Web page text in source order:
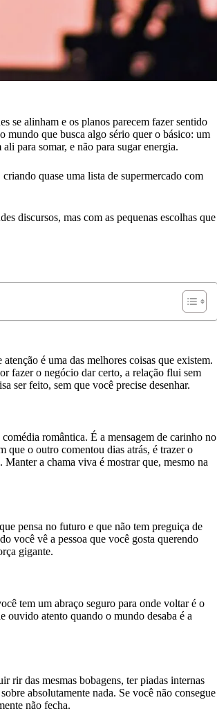
se alinham e os planos parecem fazer sentido
mundo que busca algo sério quer o básico: um
para somar, e não para sugar energia.
quase uma lista de supermercado com
discursos, mas com as pequenas escolhas que
é uma das melhores coisas que existem.
fazer o negócio dar certo, a relação flui sem
ser feito, sem que você precise desenhar.
romântica. É a mensagem de carinho no
que o outro comentou dias atrás, é trazer o
a chama viva é mostrar que, mesmo na
pensa no futuro e que não tem preguiça de
você vê a pessoa que você gosta querendo
gigante.
tem um abraço seguro para onde voltar é o
ouvido atento quando o mundo desaba é a
rir das mesmas bobagens, ter piadas internas
absolutamente nada. Se você não consegue
não fecha.